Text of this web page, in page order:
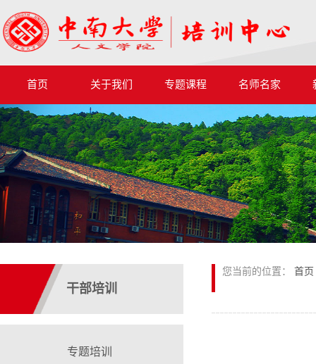
首页 关于我们 专题课程 名师名家
干部培训
专题培训
您当前的位置： 首页